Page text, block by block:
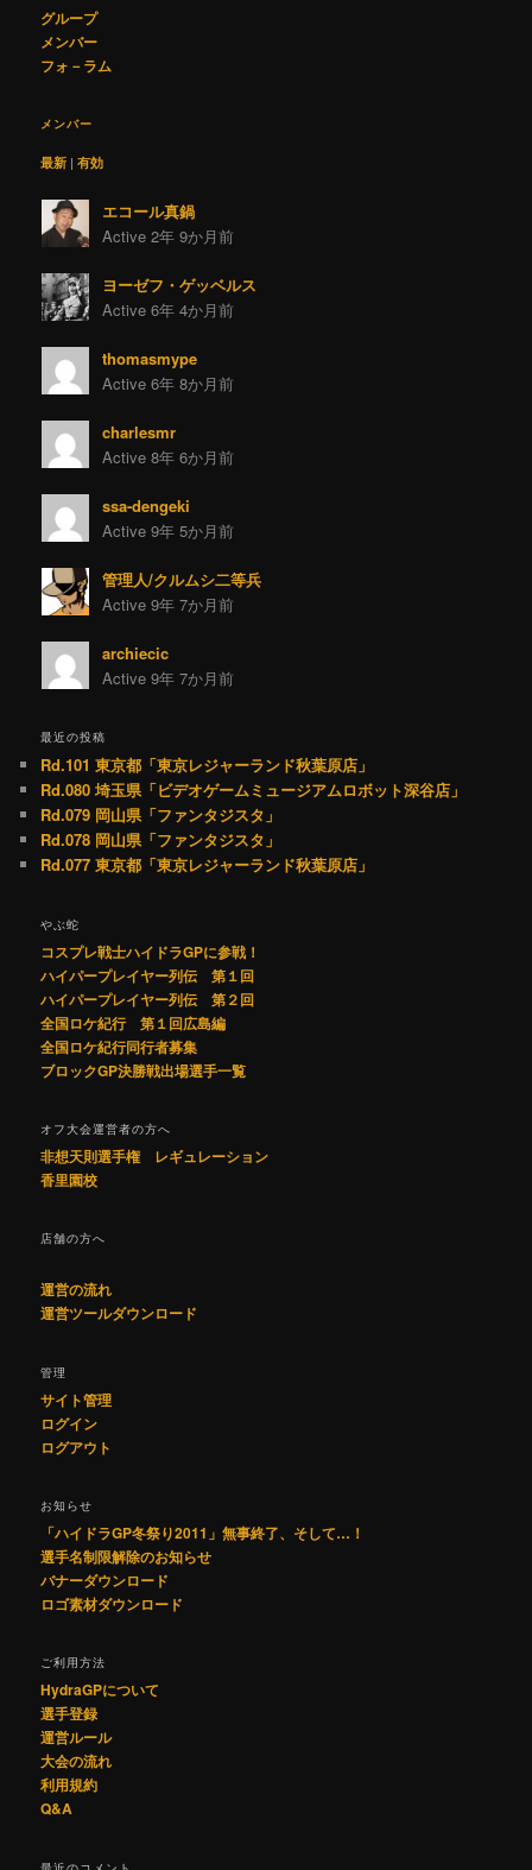
グループ
メンバー
フォ－ラム
メンバー
最新 | 有効
エコール真鍋
Active 2年 9か月前
ヨーゼフ・ゲッベルス
Active 6年 4か月前
thomasmype
Active 6年 8か月前
charlesmr
Active 8年 6か月前
ssa-dengeki
Active 9年 5か月前
管理人/クルムシ二等兵
Active 9年 7か月前
archiecic
Active 9年 7か月前
最近の投稿
Rd.101 東京都「東京レジャーランド秋葉原店」
Rd.080 埼玉県「ビデオゲームミュージアムロボット深谷店」
Rd.079 岡山県「ファンタジスタ」
Rd.078 岡山県「ファンタジスタ」
Rd.077 東京都「東京レジャーランド秋葉原店」
やぶ蛇
コスプレ戦士ハイドラGPに参戦！
ハイパープレイヤー列伝 第１回
ハイパープレイヤー列伝 第２回
全国ロケ紀行 第１回広島編
全国ロケ紀行同行者募集
ブロックGP決勝戦出場選手一覧
オフ大会運営者の方へ
非想天則選手権 レギュレーション
香里園校
店舗の方へ
運営の流れ
運営ツールダウンロード
管理
サイト管理
ログイン
ログアウト
お知らせ
「ハイドラGP冬祭り2011」無事終了、そして…！
選手名制限解除のお知らせ
バナーダウンロード
ロゴ素材ダウンロード
ご利用方法
HydraGPについて
選手登録
運営ルール
大会の流れ
利用規約
Q&A